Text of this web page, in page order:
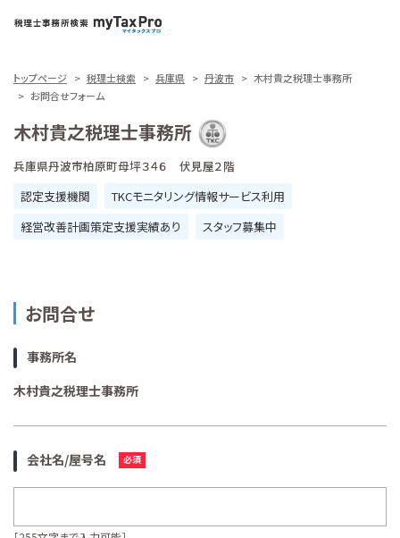
トップページ 税理士検索 兵庫県 丹波市
木村貴之税理士事務所
お問合せフォーム
木村貴之税理士事務所
兵庫県丹波市柏原町母坪３４６ 伏見屋２階
認定支援機関
TKCモニタリング情報サービス利用
経営改善計画策定支援実績あり
スタッフ募集中
お問合せ
事務所名
木村貴之税理士事務所
会社名/屋号名